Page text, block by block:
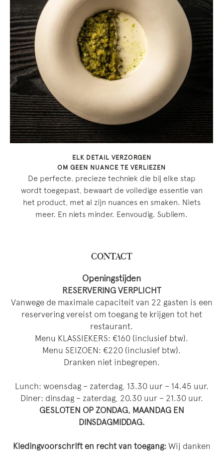
ELK DETAIL VERZORGEN
OM GEEN NUANCE TE VERLIEZEN
De perfecte, precieze techniek die bij elke stap
wordt toegepast, bewaart de volledige essentie van
het product, met al zijn nuances en smaken. Niets
meer. En niets minder. Eenvoudig. Subliem.
CONTACT
Openingstijden
RESERVERING VERPLICHT
Vanwege de maximale capaciteit van 22 gasten is een
reservering vereist om toegang te krijgen tot het
restaurant.
Menu KLASSIEKERS: €160 (inclusief btw).
Menu SEIZOEN: €220 (inclusief btw).
Dranken niet inbegrepen.
Lunch: woensdag – zaterdag, 13.30 uur – 14.45 uur.
Diner: dinsdag – zaterdag, 20.30 uur – 21.30 uur.
GESLOTEN OP ZONDAG, MAANDAG EN
DINSDAGMIDDAG.
Kledingvoorschrift en recht van toegang: Wij danken